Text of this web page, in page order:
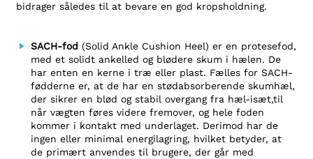
bidrager således til at bevare en god kropsholdning.
SACH-fod (Solid Ankle Cushion Heel) er en protesefod,
med et solidt ankelled og blødere skum i hælen. De
har enten en kerne i træ eller plast. Fælles for SACH-
fødderne er, at de har en stødabsorberende skumhæl,
der sikrer en blød og stabil overgang fra hæl-isæt,til
når vægten føres videre fremover, og hele foden
kommer i kontakt med underlaget. Derimod har de
ingen eller minimal energilagring, hvilket betyder, at
de primært anvendes til brugere, der går med